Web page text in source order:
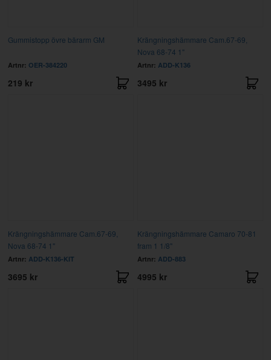
Gummistopp övre bärarm GM
Artnr: OER-384220
219 kr
Krängningshämmare Cam.67-69,
Nova 68-74 1"
Artnr: ADD-K136
3495 kr
Krängningshämmare Cam.67-69,
Nova 68-74 1"
Artnr: ADD-K136-KIT
3695 kr
Krängningshämmare Camaro 70-81
fram 1 1/8"
Artnr: ADD-883
4995 kr